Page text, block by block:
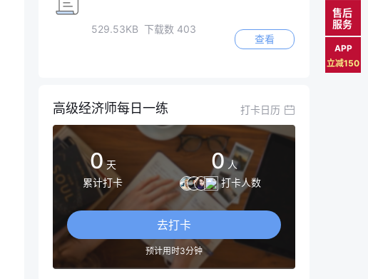
529.53KB 下载数 403
查看
高级经济师每日一练 打卡日历
0 天
累计打卡
0 人
打卡人数
去打卡
预计用时3分钟
售后
服务
APP
立减150